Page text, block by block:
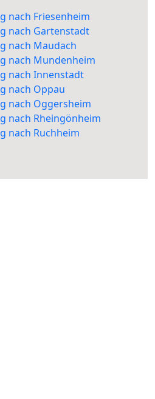
nach Friesenheim
nach Gartenstadt
nach Maudach
nach Mundenheim
nach Innenstadt
nach Oppau
nach Oggersheim
nach Rheingönheim
nach Ruchheim